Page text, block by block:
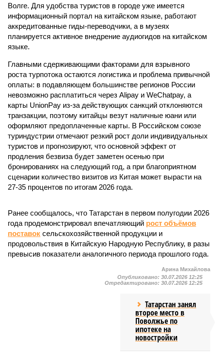
Волге. Для удобства туристов в городе уже имеется
информационный портал на китайском языке, работают
аккредитованные гиды-переводчики, а в музеях
планируется активное внедрение аудиогидов на китайском
языке.
Главными сдерживающими факторами для взрывного
роста турпотока остаются логистика и проблема привычной
оплаты: в подавляющем большинстве регионов России
невозможно расплатиться через Alipay и WeChatpay, а
карты UnionPay из-за действующих санкций отклоняются
транзакции, поэтому китайцы везут наличные юани или
оформляют предоплаченные карты. В Российском союзе
туриндустрии отмечают резкий рост доли индивидуальных
туристов и прогнозируют, что основной эффект от
продления безвиза будет заметен осенью при
бронированиях на следующий год, а при благоприятном
сценарии количество визитов из Китая может вырасти на
27-35 процентов по итогам 2026 года.
Ранее сообщалось, что Татарстан в первом полугодии 2026
года продемонстрировал впечатляющий рост объёмов
поставок сельскохозяйственной продукции и
продовольствия в Китайскую Народную Республику, в разы
превысив показатели аналогичного периода прошлого года.
Арина Михайлова
Опубликовано: 30.07.2026 12:25
Отредактировано: 30.07.2026 12:25
Татарстан занял
второе место в
Поволжье по
ипотеке на
новостройки